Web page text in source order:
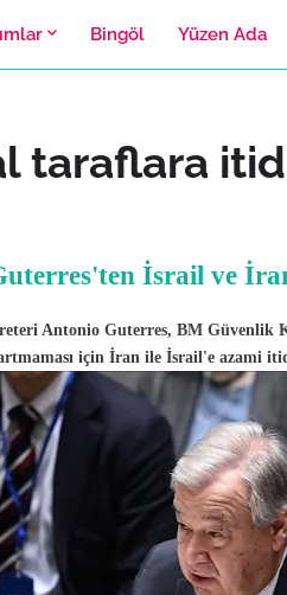
Bingöl Yüzen Ada
taraflara
İsrail ve
Antonio Guterres, BM Güvenlik
için İran ile İsrail'e azami